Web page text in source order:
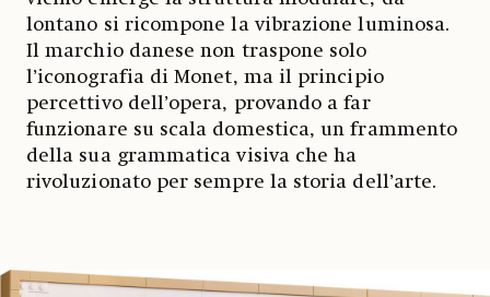
lontano si ricompone la vibrazione luminosa.
Il marchio danese non traspone solo
l’iconografia di Monet, ma il principio
percettivo dell’opera, provando a far
funzionare su scala domestica, un frammento
della sua grammatica visiva che ha
rivoluzionato per sempre la storia dell’arte.